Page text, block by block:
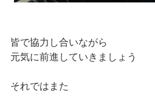
皆で協力し合いながら
元気に前進していきましょう
それではまた